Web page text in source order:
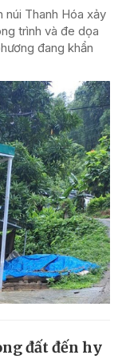
núi Thanh Hóa xảy
trình và đe dọa
đang khẩn
đất đến hy